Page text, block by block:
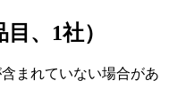
、1社）
まれていない場合があ